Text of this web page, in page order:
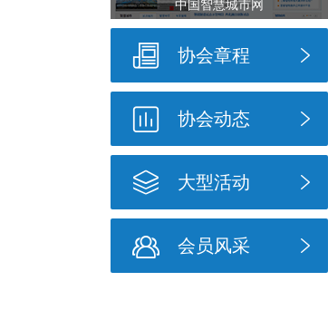
中国智慧城市网
协会章程
协会动态
大型活动
会员风采